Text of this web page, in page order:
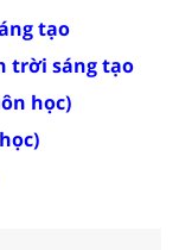
tạo
trời sáng tạo
học)